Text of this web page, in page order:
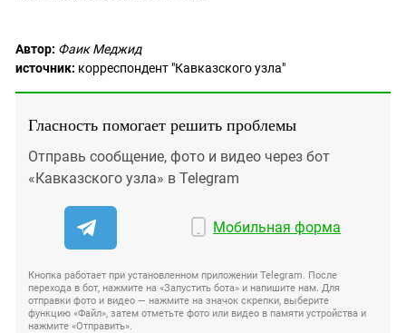
Автор: Фаик Меджид
источник: корреспондент "Кавказского узла"
Гласность помогает решить проблемы
Отправь сообщение, фото и видео через бот
«Кавказского узла» в Telegram
Мобильная форма
Кнопка работает при установленном приложении Telegram. После
перехода в бот, нажмите на «Запустить бота» и напишите нам. Для
отправки фото и видео — нажмите на значок скрепки, выберите
функцию «Файл», затем отметьте фото или видео в памяти устройства и
нажмите «Отправить».